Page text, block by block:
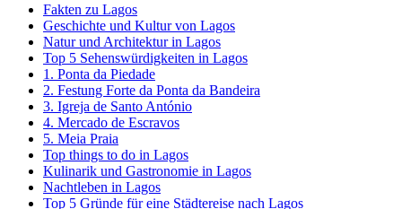
Fakten zu Lagos
Geschichte und Kultur von Lagos
Natur und Architektur in Lagos
Top 5 Sehenswürdigkeiten in Lagos
1. Ponta da Piedade
2. Festung Forte da Ponta da Bandeira
3. Igreja de Santo António
4. Mercado de Escravos
5. Meia Praia
Top things to do in Lagos
Kulinarik und Gastronomie in Lagos
Nachtleben in Lagos
Top 5 Gründe für eine Städtereise nach Lagos